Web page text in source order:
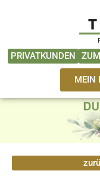
PRIVATKUNDEN
MEIN